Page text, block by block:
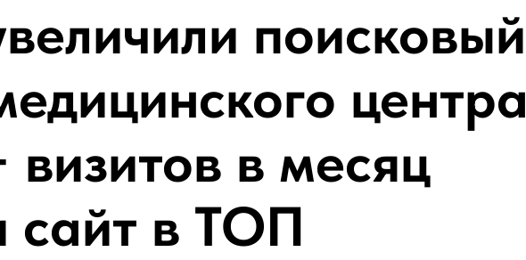
поисковый
центра
визитов в месяц
сайт в ТОП